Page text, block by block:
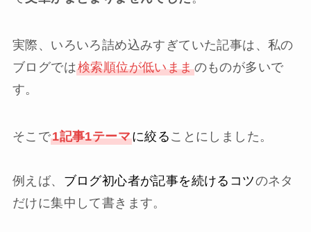
実際、いろいろ詰め込みすぎていた記事は、私の
ブログでは検索順位が低いままのものが多いで
す。
そこで1記事1テーマに絞る ことにしました。
例えば、 ブログ初心者が記事を続けるコツのネタ
だけに集中して書きます。